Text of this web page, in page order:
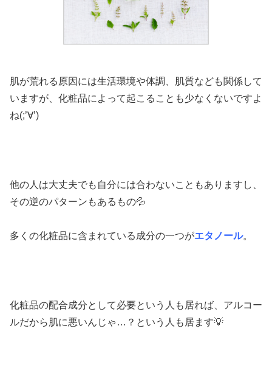
肌が荒れる原因には生活環境や体調、肌質なども関係して
いますが、化粧品によって起こることも少なくないですよ
ね(;’∀’)
他の人は大丈夫でも自分には合わないこともありますし、
その逆のパターンもあるもの💦
多くの化粧品に含まれている成分の一つがエタノール。
化粧品の配合成分として必要という人も居れば、アルコー
ルだから肌に悪いんじゃ…？という人も居ます💡